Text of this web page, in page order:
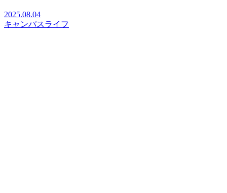
2025.08.04
キャンパスライフ